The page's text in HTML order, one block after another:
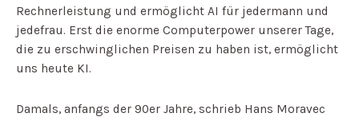
Rechnerleistung und ermöglicht AI für jedermann und
jedefrau. Erst die enorme Computerpower unserer Tage,
die zu erschwinglichen Preisen zu haben ist, ermöglicht
uns heute KI.
Damals, anfangs der 90er Jahre, schrieb Hans Moravec